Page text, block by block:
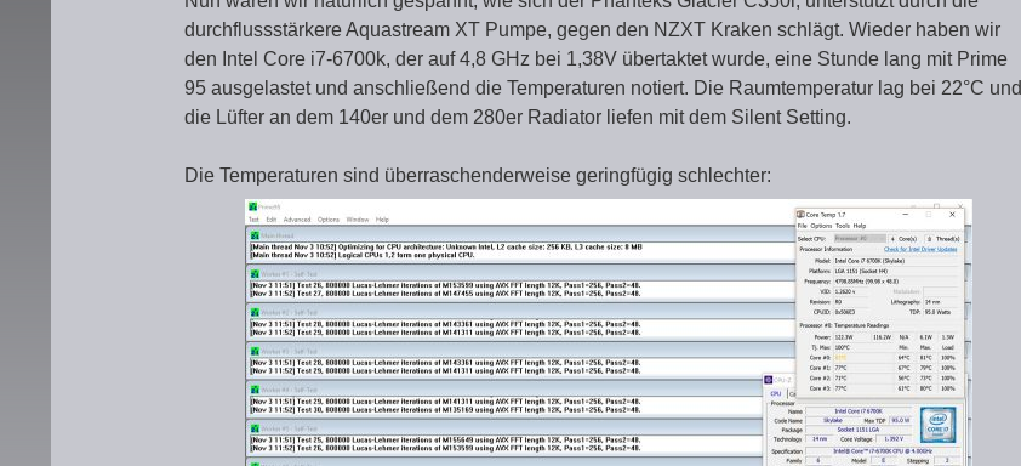
durchflussstärkere Aquastream XT Pumpe, gegen den NZXT Kraken schlägt. Wieder haben wir
den Intel Core i7-6700k, der auf 4,8 GHz bei 1,38V übertaktet wurde, eine Stunde lang mit Prime
95 ausgelastet und anschließend die Temperaturen notiert. Die Raumtemperatur lag bei 22°C und
die Lüfter an dem 140er und dem 280er Radiator liefen mit dem Silent Setting.
Die Temperaturen sind überraschenderweise geringfügig schlechter: